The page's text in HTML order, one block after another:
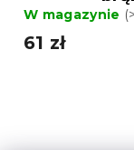
W magazynie
61 zł